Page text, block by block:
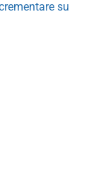
su